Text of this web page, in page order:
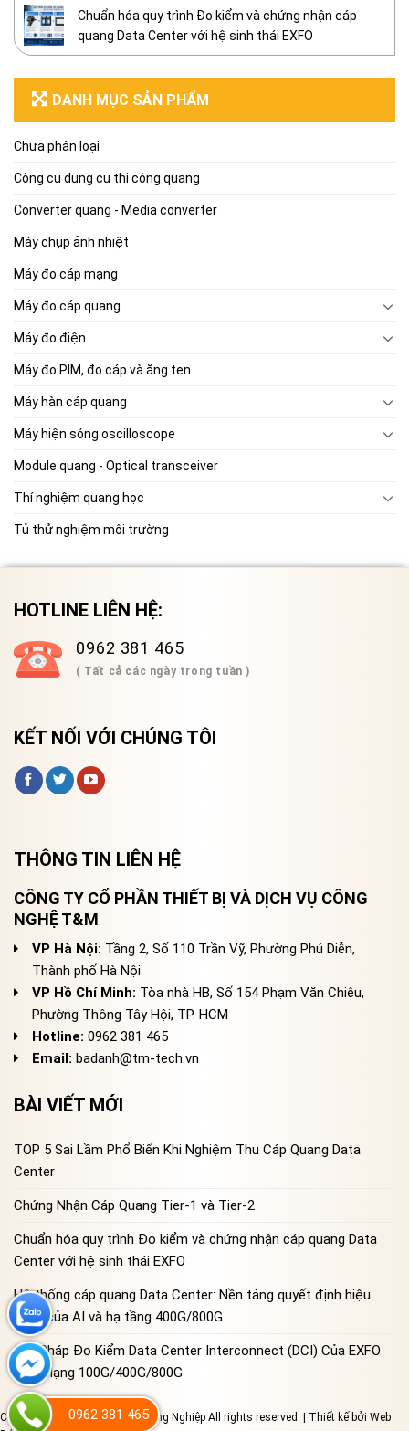
Chuẩn hóa quy trình Đo kiểm và chứng nhận cáp
quang Data Center với hệ sinh thái EXFO
DANH MỤC SẢN PHẨM
Chưa phân loại
Công cụ dụng cụ thi công quang
Converter quang - Media converter
Máy chụp ảnh nhiệt
Máy đo cáp mạng
Máy đo cáp quang
Máy đo điện
Máy đo PIM, đo cáp và ăng ten
Máy hàn cáp quang
Máy hiện sóng oscilloscope
Module quang - Optical transceiver
Thí nghiệm quang học
Tủ thử nghiệm môi trường
HOTLINE LIÊN HỆ:
0962 381 465
( Tất cả các ngày trong tuần )
KẾT NỐI VỚI CHÚNG TÔI
THÔNG TIN LIÊN HỆ
CÔNG TY CỔ PHẦN THIẾT BỊ VÀ DỊCH VỤ CÔNG
NGHỆ T&M
VP Hà Nội: Tầng 2, Số 110 Trần Vỹ, Phường Phú Diễn,
Thành phố Hà Nội
VP Hồ Chí Minh: Tòa nhà HB, Số 154 Phạm Văn Chiêu,
Phường Thông Tây Hội, TP. HCM
Hotline: 0962 381 465
Email: badanh@tm-tech.vn
BÀI VIẾT MỚI
TOP 5 Sai Lầm Phổ Biến Khi Nghiệm Thu Cáp Quang Data
Center
Chứng Nhận Cáp Quang Tier-1 và Tier-2
Chuẩn hóa quy trình Đo kiểm và chứng nhận cáp quang Data
Center với hệ sinh thái EXFO
Hệ thống cáp quang Data Center: Nền tảng quyết định hiệu
năng của AI và hạ tầng 400G/800G
Giải Pháp Đo Kiểm Data Center Interconnect (DCI) Của EXFO
Cho Mạng 100G/400G/800G
0962 381 465
Copyright 2023 © Đo Lường Công Nghiệp All rights reserved. | Thiết kế bởi Web